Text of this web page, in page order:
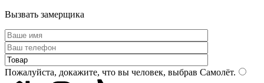
Вызвать замерщика
Пожалуйста, докажите, что вы человек, выбрав Самолёт.